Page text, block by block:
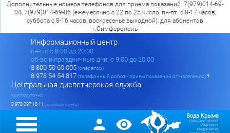
Дополнительные номера телефонов для приема показаний: 7(979)014-69-
04, 7(979)014-69-06 (ежемесячно с 22 по 25 число, пн-пт. с 8-17 часов,
суббота с 8-16 часов, воскресенье выходной), для абонентов
г.Симферополь
Информационный центр
пн-пт: c 8:00 до 20:00
сб-вс и праздничные дни: с 9:00 до 20:00
8 800 50 60 005(оператор)
8 978 54 54 817(телефонный робот - прием показаний от населения)?
Центральная диспетчерская служба
круглосуточно
8 978 097 18 11 (аварийная служба)
Вода Крыма
ГОСУДАРСТВЕННОЕ
УНИТАРНОЕ
ПРЕДПРИЯТИЕ